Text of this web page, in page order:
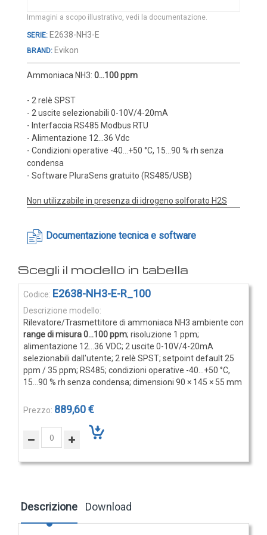
Immagini a scopo illustrativo, vedi la documentazione.
Vai
all'inizio
galleria
immagini
E2638-NH3-E
BRAND: Evikon
Ammoniaca NH3: 0...100 ppm
- 2 relè SPST
- 2 uscite selezionabili 0-10V/4-20mA
- Interfaccia RS485 Modbus RTU
- Alimentazione 12...36 Vdc
- Condizioni operative -40...+50 °C, 15...90 % rh senza
condensa
- Software PluraSens gratuito (RS485/USB)
Non utilizzabile in presenza di idrogeno solforato H2S
Documentazione tecnica e software
Elementi
raggruppati
E2638-NH3-E-R_100
Rilevatore/Trasmettitore di ammoniaca NH3 ambiente con
range di misura 0...100 ppm; risoluzione 1 ppm;
alimentazione 12...36 VDC; 2 uscite 0-10V/4-20mA
selezionabili dall'utente; 2 relè SPST; setpoint default 25
ppm / 35 ppm; RS485; condizioni operative -40...+50 °C,
15...90 % rh senza condensa; dimensioni 90 × 145 × 55 mm
889,60 €
Descrizione Download
Pozzetti termometrici
Raccordi, Flange e Ganci
Teste di connessione
Elementi intercambiabili
Connettori e Cavi
UMIDITA'
Sonde umidità ambiente
Sonde umidità per canale
Rilevatori di condensa
Igrostati e Termoigrostati
Igrostati ambiente
Igrostati per canale
Strumenti portatili
Termo-igrometri ambiente
Strumenti di misura per materiali
Accessori e Ricambi
PRESSIONE
PORTATA
Barometri
Trasmettitori pressione